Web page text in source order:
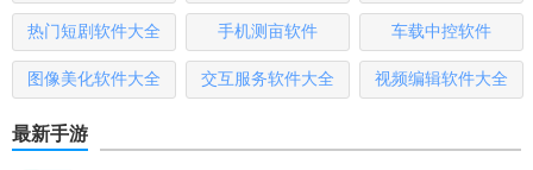
本
哪些
热门短剧软件大全 手机测亩软件 车载中控软件
图像美化软件大全 交互服务软件大全 视频编辑软件大全
最新手游